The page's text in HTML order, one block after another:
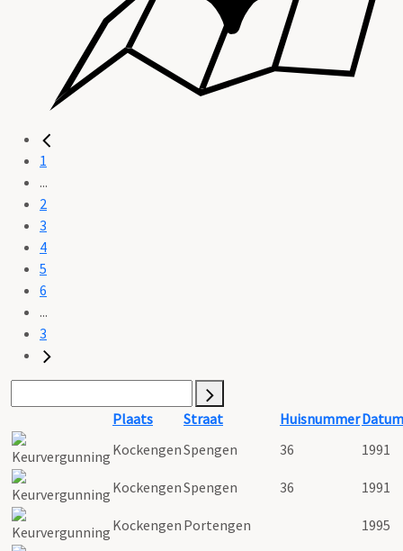
1
...
2
3
4
5
6
...
3
Plaats Straat HuisnummerDatum
KockengenSpengen 36 1991
KockengenSpengen 36 1991
Kockengen Portengen 1995